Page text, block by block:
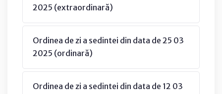
2025 (extraordinară)
Ordinea de zi a sedintei din data de 25 03
2025 (ordinară)
Ordinea de zi a sedintei din data de 12 03